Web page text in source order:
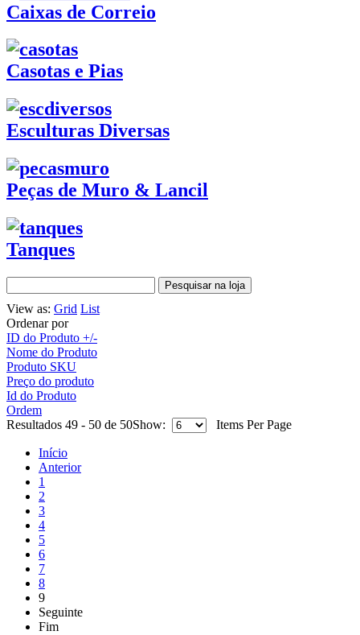
Caixas de Correio
Casotas e Pias
Esculturas Diversas
Peças de Muro & Lancil
Tanques
View as: Grid List
Ordenar por
ID do Produto +/-
Nome do Produto
Produto SKU
Preço do produto
Id do Produto
Ordem
Resultados 49 - 50 de 50Show: Items Per Page
Início
Anterior
1
2
3
4
5
6
7
8
9
Seguinte
Fim